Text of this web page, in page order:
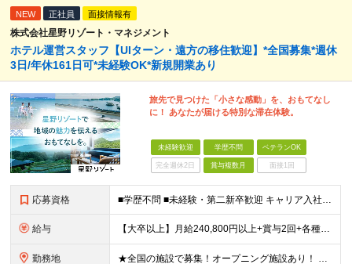
NEW 正社員 面接情報有
株式会社星野リゾート・マネジメント
ホテル運営スタッフ【UIターン・遠方の移住歓迎】*全国募集*週休
3日/年休161日可*未経験OK*新規開業あり
旅先で見つけた「小さな感動」を、おもてなし
に！ あなたが届ける特別な滞在体験。
未経験歓迎 学歴不問 ベテランOK
完全週休2日 賞与複数月 面接1回
応募資格 ■学歴不問 ■未経験・第二新卒歓迎 キャリア入社のメンバーは元美容師、営業、教員などさまざま！ 『遠方への引っ越しが可能な方』や『地方に行ってみたい・勤務したい方』なども この機会に新しい人生にチャ
給与 【大卒以上】月給240,800円以上+賞与2回+各種手当 【短大・専門学校卒】月給204,400円以上+賞与2回+各種手当 【上記以外】月給187,000円以上+賞与2回+各種手当 ※経験、資格、能
勤務地 ★全国の施設で募集！オープニング施設あり！ ★希望しない転勤原則なし 【積極採用エリア】 ■界 蔵王（26年10月開業予定） ※開業前に入社された場合、全国の星野リゾートの施設で勤務後、開業時期に異